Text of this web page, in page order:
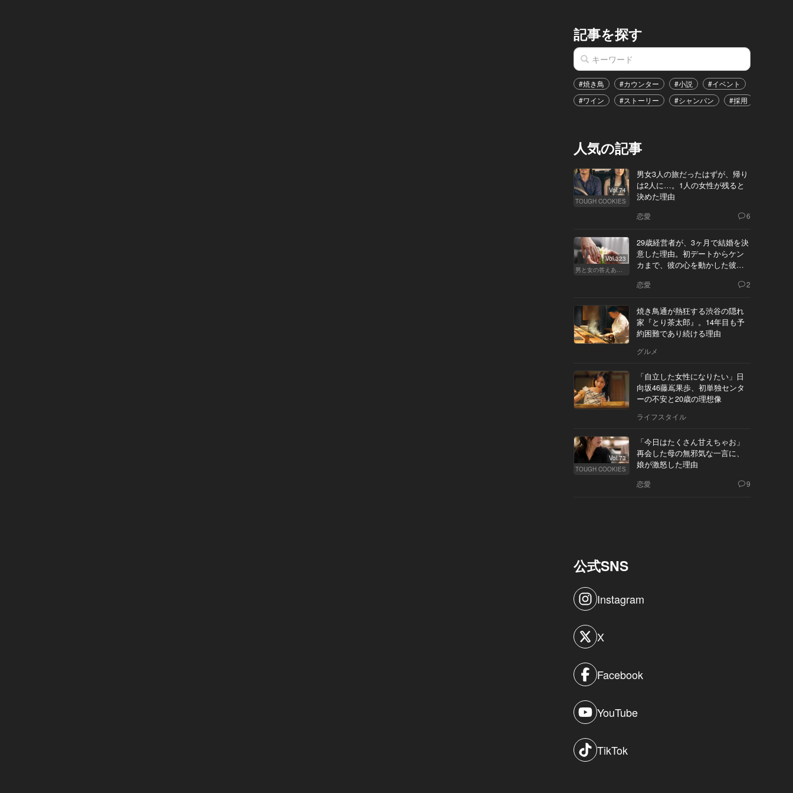
記事を探す
#焼き鳥 #カウンター #小説 #イベント
#ワイン
#ストーリー #シャンパン #採用
人気の記事
Vol.74
TOUGH COOKIES
男女3人の旅だったはずが、帰り
は2人に…。1人の女性が残ると
決めた理由
恋愛 6
Vol.323
男と女の答えあわせ【Q】
29歳経営者が、3ヶ月で結婚を決
意した理由。初デートからケン
カまで、彼の心を動かした彼女
恋愛 2
焼き鳥通が熱狂する渋谷の隠れ
家『とり茶太郎』。14年目も予
約困難であり続ける理由
グルメ
「自立した女性になりたい」日
向坂46藤嶌果歩、初単独センタ
ーの不安と20歳の理想像
ライフスタイル
Vol.73
TOUGH COOKIES
「今日はたくさん甘えちゃお」
再会した母の無邪気な一言に、
娘が激怒した理由
恋愛 9
公式SNS
Instagram
X
Facebook
YouTube
TikTok